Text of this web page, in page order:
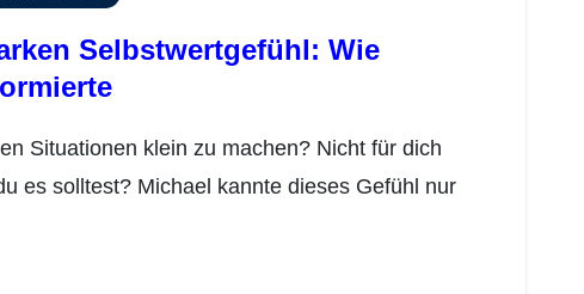
Selbstwertgefühl: Wie
es solltest? Michael kannte dieses Gefühl nur